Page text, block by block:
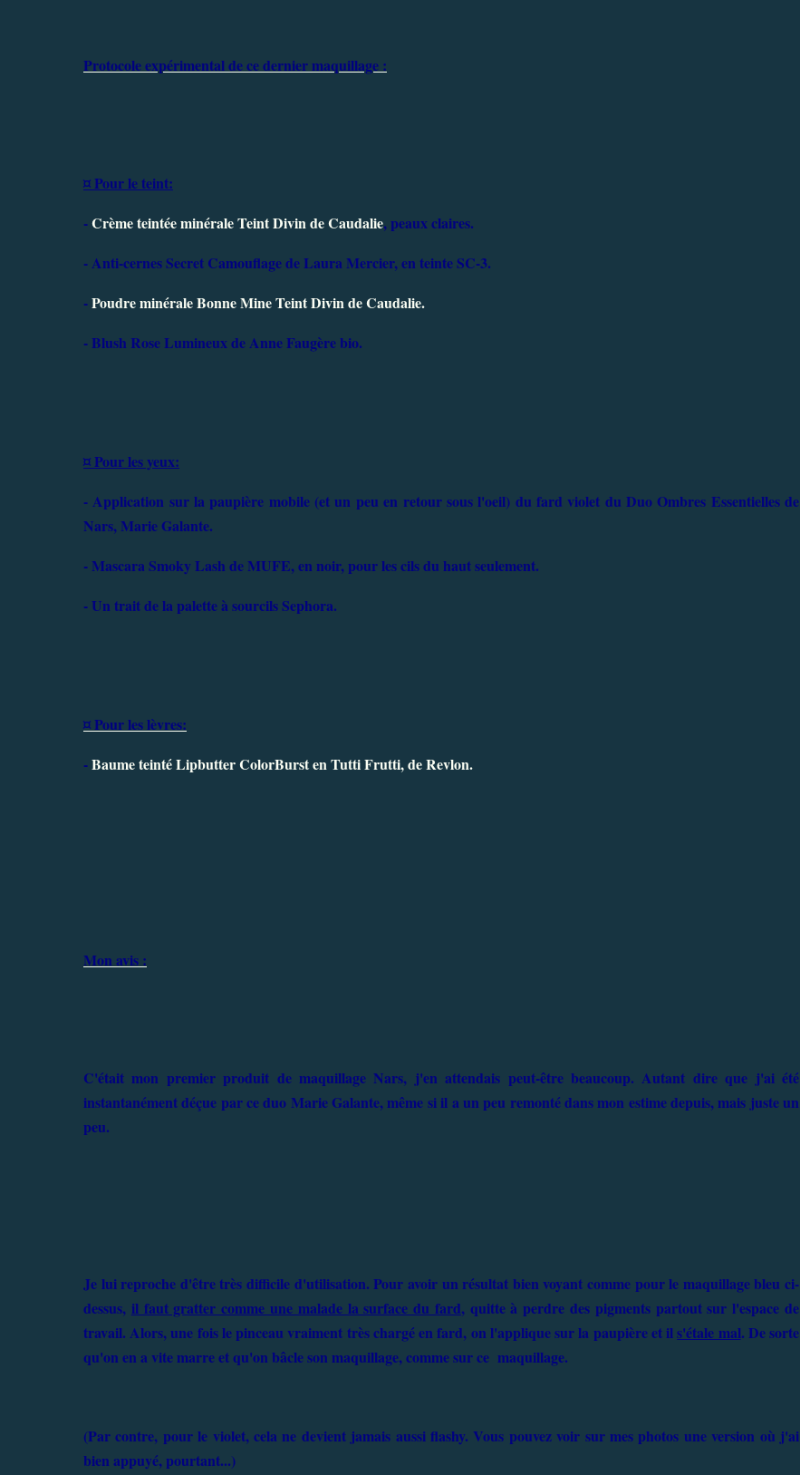
Protocole expérimental de ce dernier maquillage :
¤ Pour le teint:
-Crème teintée minérale Teint Divin de Caudalie, peaux claires.
- Anti-cernes Secret Camouflage de Laura Mercier, en teinte SC-3.
-Poudre minérale Bonne Mine Teint Divin de Caudalie.
- Blush Rose Lumineux de Anne Faugère bio.
¤ Pour les yeux:
- Application sur la paupière mobile (et un peu en retour sous l'oeil) du fard violet du Duo Ombres Essentielles de
Nars, Marie Galante.
- Mascara Smoky Lash de MUFE, en noir, pour les cils du haut seulement.
- Un trait de la palette à sourcils Sephora.
¤ Pour les lèvres:
-Baume teinté Lipbutter ColorBurst en Tutti Frutti, de Revlon.
Mon avis :
C'était mon premier produit de maquillage Nars, j'en attendais peut-être beaucoup. Autant dire que j'ai été
instantanément déçue par ce duo Marie Galante, même si il a un peu remonté dans mon estime depuis, mais juste un
peu.
Je lui reproche d'être très difficile d'utilisation. Pour avoir un résultat bien voyant comme pour le maquillage bleu ci-
dessus, il faut gratter comme une malade la surface du fard, quitte à perdre des pigments partout sur l'espace de
travail. Alors, une fois le pinceau vraiment très chargé en fard, on l'applique sur la paupière et ils'étale mal. De sorte
qu'on en a vite marre et qu'on bâcle son maquillage, comme sur ce maquillage.
(Par contre, pour le violet, cela ne devient jamais aussi flashy. Vous pouvez voir sur mes photos une version où j'ai
bien appuyé, pourtant...)